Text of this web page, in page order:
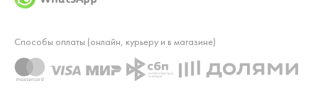
Способы оплаты (онлайн, курьеру и в магазине)